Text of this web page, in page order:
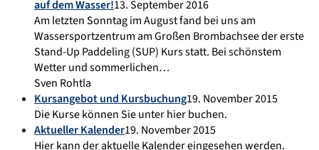
auf dem Wasser!13. September 2016
Am letzten Sonntag im August fand bei uns am
Wassersportzentrum am Großen Brombachsee der erste
Stand-Up Paddeling (SUP) Kurs statt. Bei schönstem
Wetter und sommerlichen…
Sven Rohtla
Kursangebot und Kursbuchung19. November 2015
Die Kurse können Sie unter hier buchen.
Aktueller Kalender19. November 2015
Hier kann der aktuelle Kalender eingesehen werden.